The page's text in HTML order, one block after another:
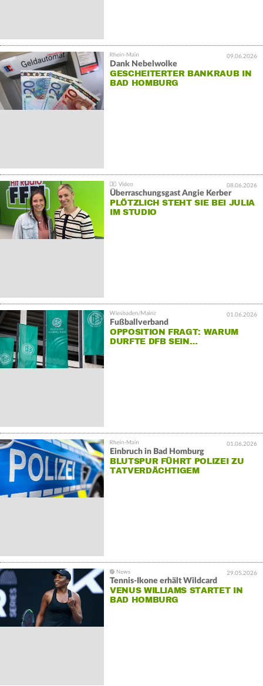
09.06.2026
Dank Nebelwolke
GESCHEITERTER BANKRAUB IN
BAD HOMBURG
08.06.2026
Überraschungsgast Angie Kerber
PLÖTZLICH STEHT SIE BEI JULIA
IM STUDIO
01.06.2026
Fußballverband
OPPOSITION FRAGT: WARUM
DURFTE DFB SEIN…
01.06.2026
Einbruch in Bad Homburg
BLUTSPUR FÜHRT POLIZEI ZU
TATVERDÄCHTIGEM
29.05.2026
Tennis-Ikone erhält Wildcard
VENUS WILLIAMS STARTET IN
BAD HOMBURG